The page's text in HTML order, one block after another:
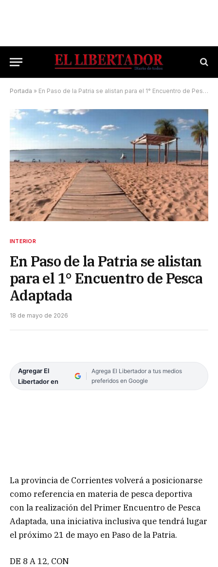
Portada » En Paso de la Patria se alistan para el 1° Encuentro de Pesca Adaptada
INTERIOR
En Paso de la Patria se alistan
para el 1° Encuentro de Pesca
Adaptada
18 de mayo de 2026
Agregar El
Libertador en
Agrega El Libertador a tus medios
preferidos en Google
La provincia de Corrientes volverá a posicionarse
como referencia en materia de pesca deportiva
con la realización del Primer Encuentro de Pesca
Adaptada, una iniciativa inclusiva que tendrá lugar
el próximo 21 de mayo en Paso de la Patria.
DE 8 A 12, CON